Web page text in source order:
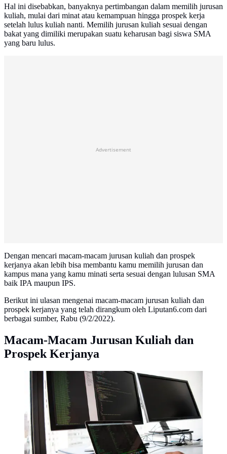
Hal ini disebabkan, banyaknya pertimbangan dalam memilih jurusan
kuliah, mulai dari minat atau kemampuan hingga prospek kerja
setelah lulus kuliah nanti. Memilih jurusan kuliah sesuai dengan
bakat yang dimiliki merupakan suatu keharusan bagi siswa SMA
yang baru lulus.
Advertisement
Dengan mencari macam-macam jurusan kuliah dan prospek
kerjanya akan lebih bisa membantu kamu memilih jurusan dan
kampus mana yang kamu minati serta sesuai dengan lulusan SMA
baik IPA maupun IPS.
Berikut ini ulasan mengenai macam-macam jurusan kuliah dan
prospek kerjanya yang telah dirangkum oleh Liputan6.com dari
berbagai sumber, Rabu (9/2/2022).
Macam-Macam Jurusan Kuliah dan
Prospek Kerjanya
Ilustrasi Teknik Informatika | Christina Morillo dari
Pexels